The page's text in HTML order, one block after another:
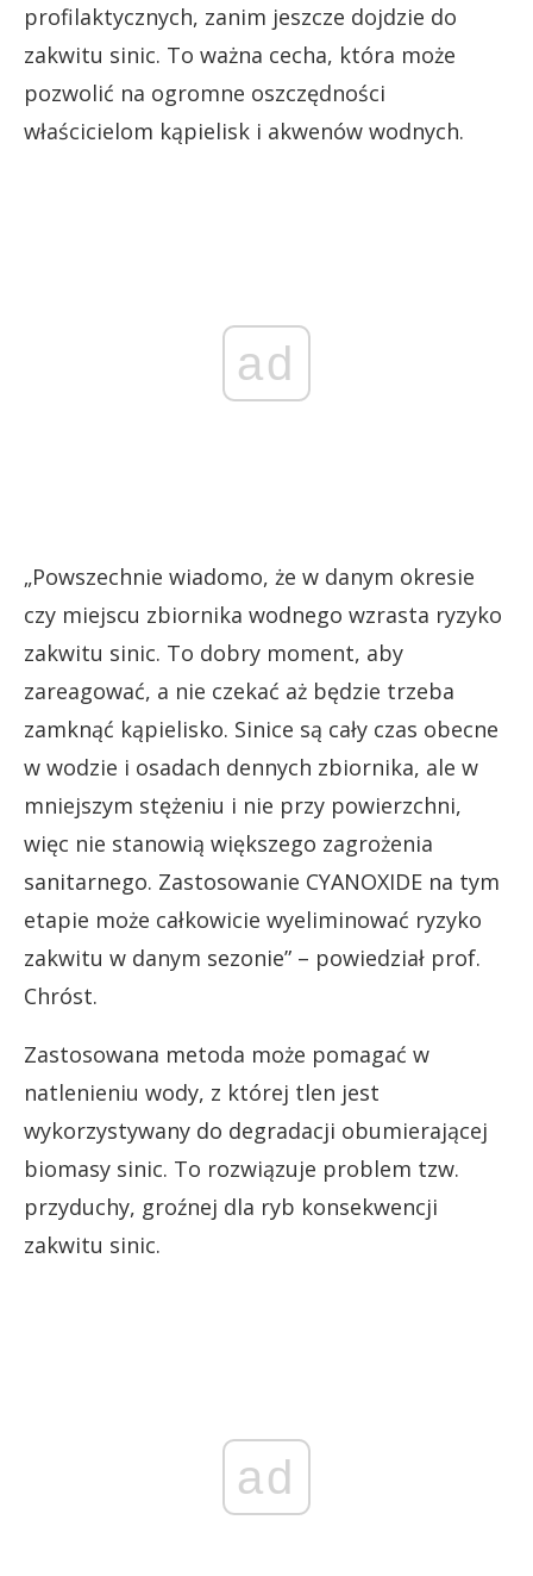
profilaktycznych, zanim jeszcze dojdzie do
zakwitu sinic. To ważna cecha, która może
pozwolić na ogromne oszczędności
właścicielom kąpielisk i akwenów wodnych.
ad
„Powszechnie wiadomo, że w danym okresie
czy miejscu zbiornika wodnego wzrasta ryzyko
zakwitu sinic. To dobry moment, aby
zareagować, a nie czekać aż będzie trzeba
zamknąć kąpielisko. Sinice są cały czas obecne
w wodzie i osadach dennych zbiornika, ale w
mniejszym stężeniu i nie przy powierzchni,
więc nie stanowią większego zagrożenia
sanitarnego. Zastosowanie CYANOXIDE na tym
etapie może całkowicie wyeliminować ryzyko
zakwitu w danym sezonie” – powiedział prof.
Chróst.
Zastosowana metoda może pomagać w
natlenieniu wody, z której tlen jest
wykorzystywany do degradacji obumierającej
biomasy sinic. To rozwiązuje problem tzw.
przyduchy, groźnej dla ryb konsekwencji
zakwitu sinic.
ad